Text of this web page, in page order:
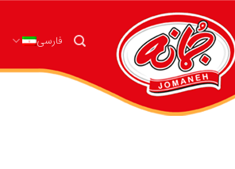
فارسی